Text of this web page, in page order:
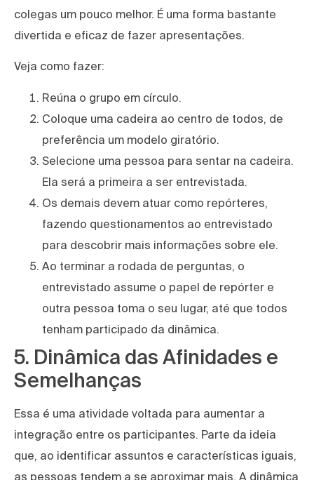
colegas um pouco melhor. É uma forma bastante
divertida e eficaz de fazer apresentações.
Veja como fazer:
Reúna o grupo em círculo.
Coloque uma cadeira ao centro de todos, de
preferência um modelo giratório.
Selecione uma pessoa para sentar na cadeira.
Ela será a primeira a ser entrevistada.
Os demais devem atuar como repórteres,
fazendo questionamentos ao entrevistado
para descobrir mais informações sobre ele.
Ao terminar a rodada de perguntas, o
entrevistado assume o papel de repórter e
outra pessoa toma o seu lugar, até que todos
tenham participado da dinâmica.
5. Dinâmica das Afinidades e
Semelhanças
Essa é uma atividade voltada para aumentar a
integração entre os participantes. Parte da ideia
que, ao identificar assuntos e características iguais,
as pessoas tendem a se aproximar mais. A dinâmica